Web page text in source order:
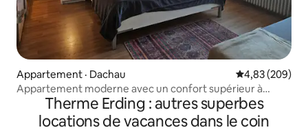
Appartement · Dachau Note
4,83 (209)
Appartement moderne avec un confort supérieur à
proximité de Munich
Therme Erding : autres superbes
locations de vacances dans le coin